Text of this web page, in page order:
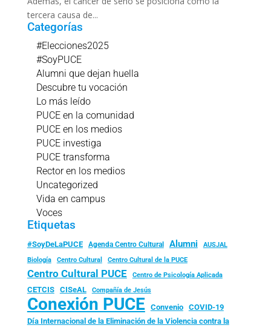
tercera causa de...
Categorías
#Elecciones2025
#SoyPUCE
Alumni que dejan huella
Descubre tu vocación
Lo más leído
PUCE en la comunidad
PUCE en los medios
PUCE investiga
PUCE transforma
Rector en los medios
Uncategorized
Vida en campus
Voces
Etiquetas
#SoyDeLaPUCE Agenda Centro Cultural Alumni
AUSJAL
Biología
Centro Cultural Centro Cultural de la PUCE
Centro Cultural PUCE Centro de Psicología Aplicada
CETCIS CISeAL Compañía de Jesús
Conexión PUCE Convenio
COVID-19
Día Internacional de la Eliminación de la Violencia contra la